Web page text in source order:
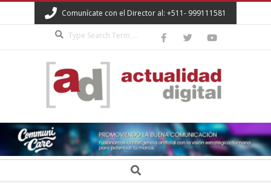
to
Comunícate con el Director al: +511- 999111581
ACTUALIDAD
DIGITAL Search